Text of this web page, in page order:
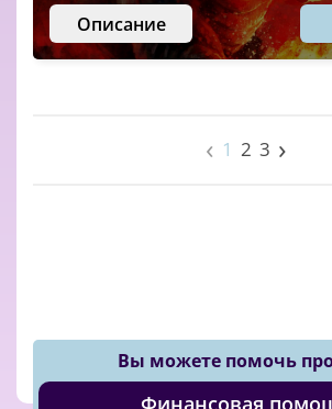
Описание
‹ 1 2 3 ›
Вы можете помочь
Финансовая